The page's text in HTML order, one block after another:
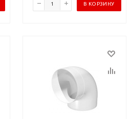
В КОРЗИНУ